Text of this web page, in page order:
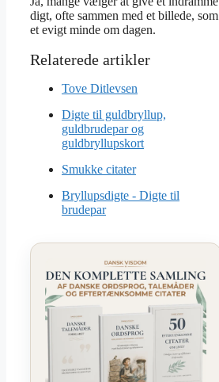
digt, ofte sammen med et billede, som
et evigt minde om dagen.
Tove Ditlevsen
Digte til guldbryllup,
guldbrudepar og
guldbryllupskort
Smukke citater
Bryllupsdigte - Digte til
brudepar